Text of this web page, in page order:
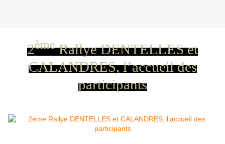
2èmeRallye DENTELLES et
CALANDRES, l’accueil des
participants